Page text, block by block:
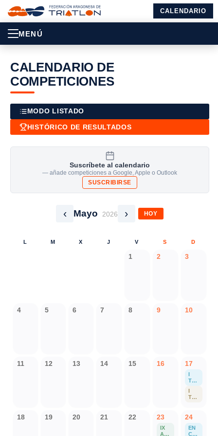
CALENDARIO
MENÚ
CALENDARIO DE
COMPETICIONES
MODO LISTADO
HISTÓRICO DE RESULTADOS
Suscríbete al calendario
— añade competiciones a Google, Apple o Outlook
SUSCRIBIRSE
‹ Mayo 2026 › HOY
L M X J V S D
1 2 3
4 5 6 7 8 9 10
11 12 13 14 15 16 17
I
TRI
ÓN
SUP
NT
PO
R
I
TRI
SPR
PO
18 19 20 21 22 23
IX
AC
24
EN
CU